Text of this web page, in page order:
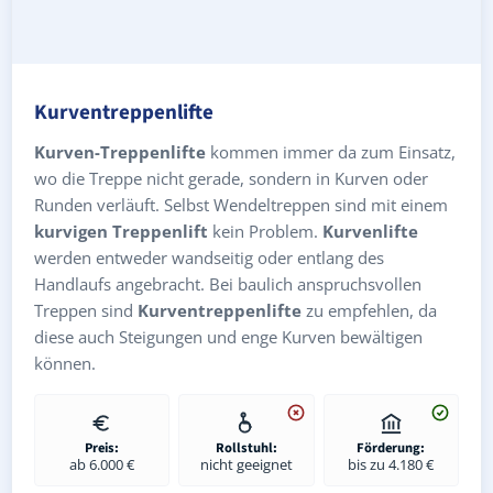
Kurventreppenlifte
Kurven-Treppenlifte kommen immer da zum Einsatz,
wo die Treppe nicht gerade, sondern in Kurven oder
Runden verläuft. Selbst Wendeltreppen sind mit einem
kurvigen Treppenlift kein Problem. Kurvenlifte
werden entweder wandseitig oder entlang des
Handlaufs angebracht. Bei baulich anspruchsvollen
Treppen sind Kurventreppenlifte zu empfehlen, da
diese auch Steigungen und enge Kurven bewältigen
können.
Preis:
ab 6.000 €
Rollstuhl:
nicht geeignet
Förderung:
bis zu 4.180 €